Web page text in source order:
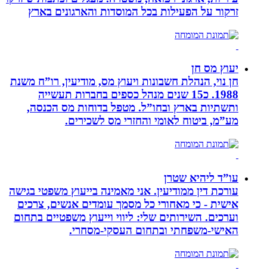
זרקור על הפעילות בכל המוסדות והארגונים בארץ
יעוץ מס חן
חן נוי, הנהלת חשבונות ויעוץ מס, מודיעין, רו”ח משנת
1988. כ15 שנים מנהל כספים בחברות תעשייה
ותשתיות בארץ ובחו”ל. מטפל בדוחות מס הכנסה,
מע”מ, ביטוח לאומי והחזרי מס לשכירים.
עו”ד ליהיא שטרן
עורכת דין ממודיעין. אני מאמינה בייעוץ משפטי בגישה
אישית - כי מאחורי כל מסמך עומדים אנשים, צרכים
וערכים. השירותים שלי: ליווי וייעוץ משפטיים בתחום
האישי-משפחתי ובתחום העסקי-מסחרי.